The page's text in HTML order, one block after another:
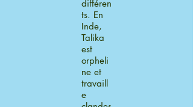
différen
ts. En
Inde,
Talika
est
orpheli
ne et
travaill
e